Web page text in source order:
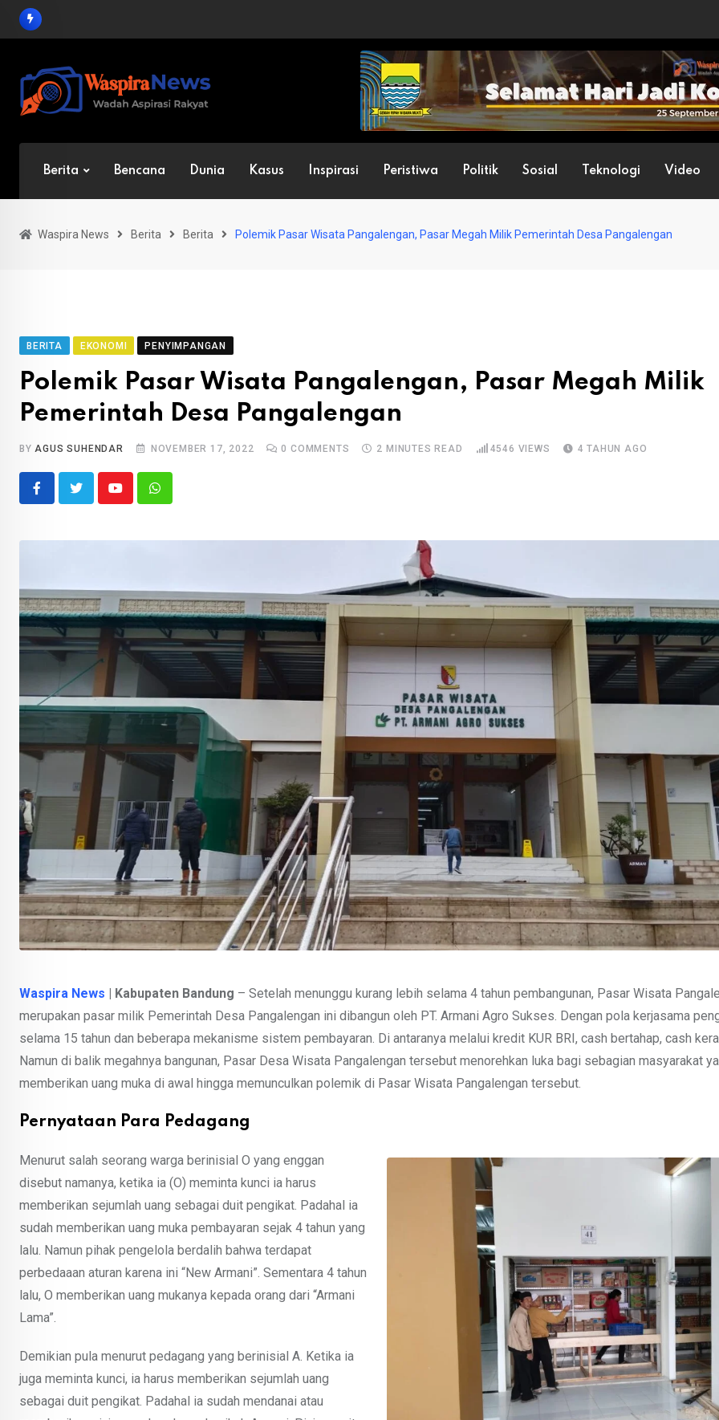
Skip
Berita Bencana Dunia Kasus Inspirasi Peristiwa Politik Sosial Teknologi Video
Waspira News Berita Berita Polemik Pasar Wisata Pangalengan, Pasar Megah Milik Pemerintah Desa Pangalengan
BERITA EKONOMI PENYIMPANGAN
Polemik Pasar Wisata Pangalengan, Pasar Megah Milik
Pemerintah Desa Pangalengan
BYAGUS SUHENDAR NOVEMBER 17, 2022 0 COMMENTS 2 MINUTES READ 4546 VIEWS 4 TAHUN AGO
YoutubeWhatsapp
Waspira News | Kabupaten Bandung – Setelah menunggu kurang lebih selama 4 tahun pembangunan, Pasar Wisata
merupakan pasar milik Pemerintah Desa Pangalengan ini dibangun oleh PT. Armani Agro Sukses. Dengan pola kerjasama
selama 15 tahun dan beberapa mekanisme sistem pembayaran. Di antaranya melalui kredit KUR BRI, cash bertahap, cash
Namun di balik megahnya bangunan, Pasar Desa Wisata Pangalengan tersebut menorehkan luka bagi sebagian masyarakat
memberikan uang muka di awal hingga memunculkan polemik di Pasar Wisata Pangalengan tersebut.
Pernyataan Para Pedagang
Menurut salah seorang warga berinisial O yang enggan
disebut namanya, ketika ia (O) meminta kunci ia harus
memberikan sejumlah uang sebagai duit pengikat. Padahal ia
sudah memberikan uang muka pembayaran sejak 4 tahun yang
lalu. Namun pihak pengelola berdalih bahwa terdapat
perbedaaan aturan karena ini “New Armani”. Sementara 4 tahun
lalu, O memberikan uang mukanya kepada orang dari “Armani
Lama”.
Demikian pula menurut pedagang yang berinisial A. Ketika ia
juga meminta kunci, ia harus memberikan sejumlah uang
sebagai duit pengikat. Padahal ia sudah mendanai atau